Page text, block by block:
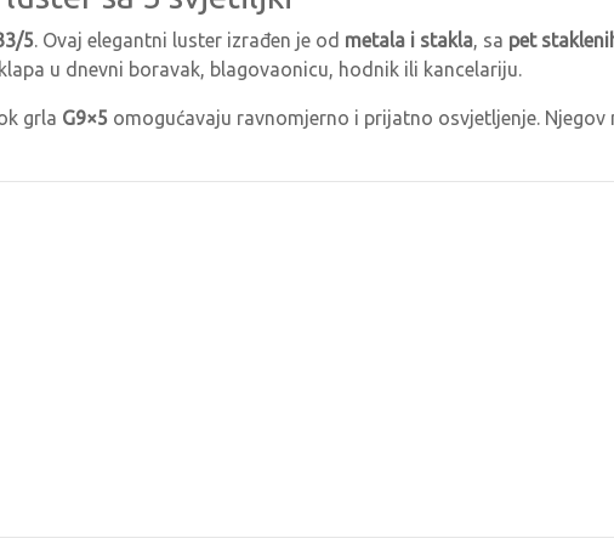
5. Ovaj elegantni luster izrađen je od metala i stakla, sa pet
u dnevni boravak, blagovaonicu, hodnik ili kancelariju.
grla G9×5 omogućavaju ravnomjerno i prijatno osvjetljenje.